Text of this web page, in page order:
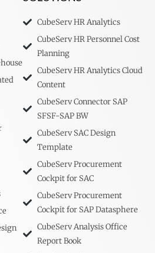
CubeServ HR Analytics
CubeServ HR Personnel Cost
Planning
CubeServ HR Analytics Cloud
Content
CubeServ Connector SAP
SFSF-SAP BW
CubeServ SAC Design
Template
CubeServ Procurement
Cockpit for SAC
CubeServ Procurement
Cockpit for SAP Datasphere
CubeServ Analysis Office
Report Book